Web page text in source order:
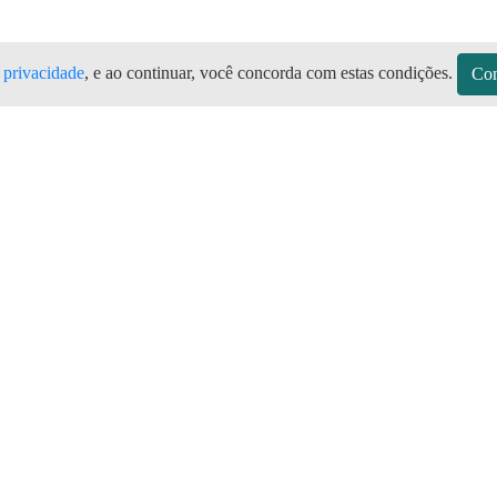
, e ao continuar, você concorda com estas condições.